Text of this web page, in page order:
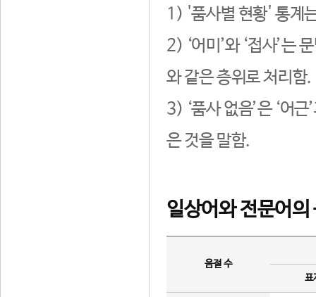
1) '품사별 현황' 통계
2) ‘어미’와 ‘접사’는
와 같은 층위로 처리함.
3) ‘품사 없음’은 ‘어
은 것을 말함.
일상어와 전문어의
음절 수
표